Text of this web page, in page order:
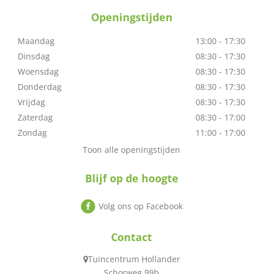
Openingstijden
Maandag
13:00 - 17:30
Dinsdag
08:30 - 17:30
Woensdag
08:30 - 17:30
Donderdag
08:30 - 17:30
Vrijdag
08:30 - 17:30
Zaterdag
08:30 - 17:00
Zondag
11:00 - 17:00
Toon alle openingstijden
Blijf op de hoogte
Volg ons op Facebook
Contact
Tuincentrum Hollander